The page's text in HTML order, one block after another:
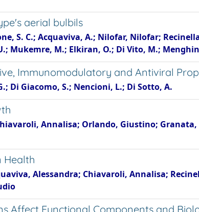
aerial bulbils
S. C.; Acquaviva, A.; Nilofar, Nilofar;
Mukemre, M.; Elkiran, O.; Di Vito, M.;
Immunomodulatory and Antiviral
Di Giacomo, S.; Nencioni, L.; Di Sotto, A.
Annalisa; Orlando, Giustino; Granata,
Health
Alessandra; Chiavaroli, Annalisa;
Affect Functional Components and